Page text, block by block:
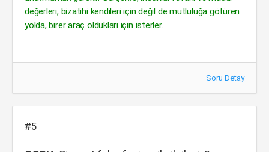
değerleri, bizatihi kendileri için değil de mutluluğa götüren
yolda, birer araç oldukları için isterler.
Soru Detay
#5